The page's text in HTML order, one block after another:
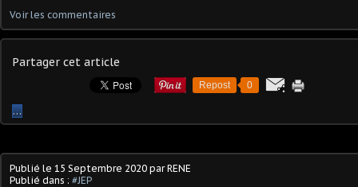
Voir les commentaires
Partager cet article
Repost 0
…
Publié le 15 Septembre 2020 par RENE
Publié dans : #JEP